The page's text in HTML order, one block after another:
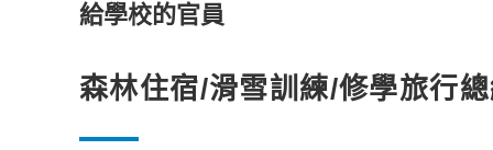
給學校的官員
森林住宿/滑雪訓練/修學旅行